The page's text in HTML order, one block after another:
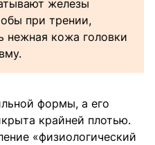
железы
при трении,
нежная кожа головки
формы, а его
крайней плотью.
«физиологический